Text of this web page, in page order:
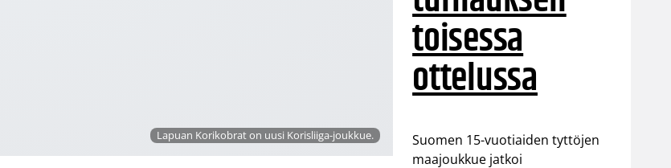
Lapuan Korikobrat on uusi Korisliiga-joukkue.
toisessa
ottelussa
Suomen 15-vuotiaiden tyttöjen
maajoukkue jatkoi